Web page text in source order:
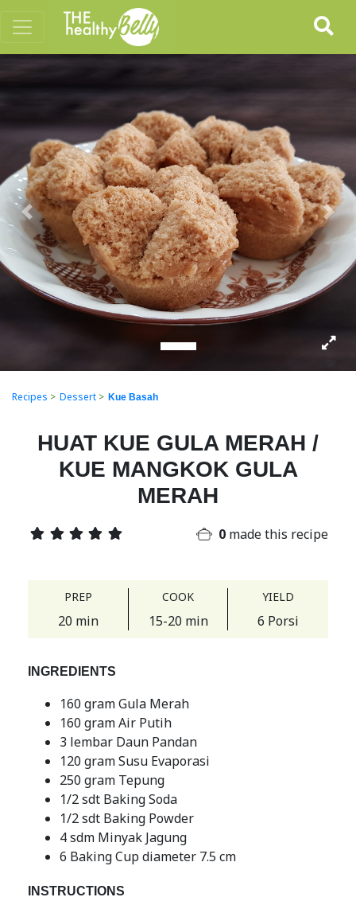
Previous Next
Recipes > Dessert > Kue Basah
HUAT KUE GULA MERAH /
KUE MANGKOK GULA
MERAH
0 made this recipe
PREP
20 min
COOK
15-20 min
YIELD
6 Porsi
INGREDIENTS
160 gram Gula Merah
160 gram Air Putih
3 lembar Daun Pandan
120 gram Susu Evaporasi
250 gram Tepung
1/2 sdt Baking Soda
1/2 sdt Baking Powder
4 sdm Minyak Jagung
6 Baking Cup diameter 7.5 cm
INSTRUCTIONS